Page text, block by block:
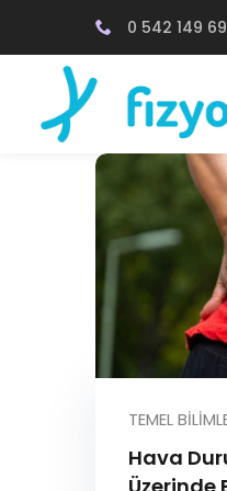
0 542 149
TEMEL
Hava